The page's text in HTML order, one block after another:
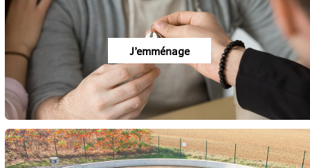
J’emménage